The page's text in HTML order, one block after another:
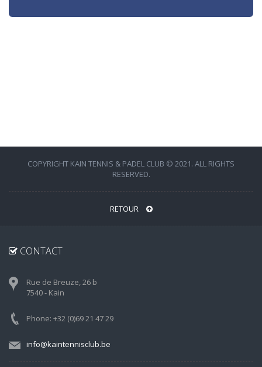
COPYRIGHT KAIN TENNIS & PADEL CLUB © 2021. ALL RIGHTS
RESERVED.
RETOUR
CONTACT
Rue de Breuze, 26 b
7540 - Kain
Phone: +32 (0)69 21 47 29
info@kaintennisclub.be